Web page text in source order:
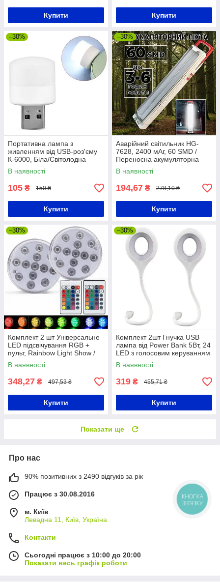
Купити Купити
–30%
Портативна лампа з
живленням від USB-роз'єму
К-6000, Біла/Світолодна
лампа-ліхтар/ Мініліхтарик
В наявності
105 ₴ 150 ₴
Купити
–30%
Аварійний світильник HG-
7628, 2400 мАг, 60 SMD /
Переносна акумуляторна
LED лампа-ліхтар
В наявності
194,67 ₴ 278,10 ₴
Купити
–30%
Комплект 2 шт Універсальне
LED підсвічування RGB +
пульт, Rainbow Light Show /
Водонепроникний світильник
В наявності
348,27 ₴ 497,53 ₴
Купити
–30%
Комплект 2шт Гнучка USB
лампа від Power Bank 5Вт, 24
LED з голосовим керуванням
/ Юсб світильник від
повербанку
В наявності
319 ₴ 455,71 ₴
Купити
Показати ще
Про нас
90% позитивних з 2490 відгуків за рік
Працює з 30.08.2016
м. Київ
Левадна 11, Київ, Україна
Контакти
Сьогодні працює з 10:00 до 20:00
Показати весь графік роботи
КНОПКА
ЗВ'ЯЗКУ